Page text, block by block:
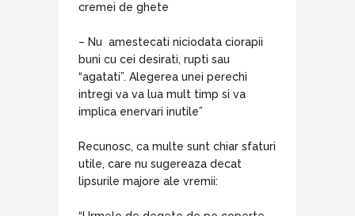
cremei de ghete
– Nu amestecati niciodata ciorapii
buni cu cei desirati, rupti sau
“agatati”. Alegerea unei perechi
intregi va va lua mult timp si va
implica enervari inutile”
Recunosc, ca multe sunt chiar sfaturi
utile, care nu sugereaza decat
lipsurile majore ale vremii: